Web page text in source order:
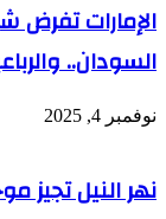
الإمارات
السودان..
نوفمبر 4, 2025
نهر النيل تجيز